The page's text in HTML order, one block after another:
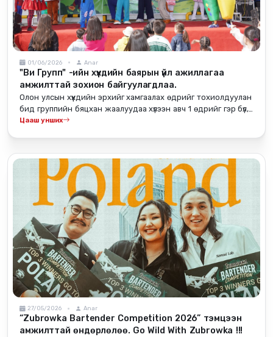
01/06/2026 Anar
"Ви Групп" -ийн хүүхдийн баярын үйл ажиллагаа
амжилттай зохион байгуулагдлаа.
Олон улсын хүүхдийн эрхийг хамгаалах өдрийг тохиолдуулан
бид группийн бяцхан жаалуудаа хүлээн авч 1 өдрийг гэр бүл,
хамт олны хамт гайхалтай өнгөрүүллээ.
Цааш унших
27/05/2026 Anar
“Zubrowka Bartender Competition 2026” тэмцээн
амжилттай өндөрлөлөө. Go Wild With Zubrowka !!!